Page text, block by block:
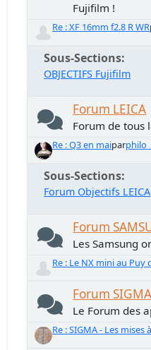
Fujifilm !
Re : XF 16mm f2.8 R WR
Sous-Sections
OBJECTIFS Fujifilm
Forum LEICA
Forum de tous
Re : Q3 en maipar
Sous-Sections
Forum Objectifs LEICA
Forum
Les Samsung
Re : Le NX mini au Puy
Forum
Le Forum des
Re : SIGMA - Les mises